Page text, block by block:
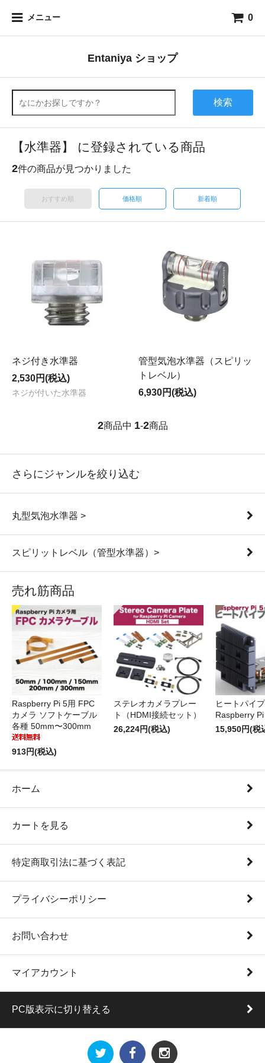
メニュー 0
Entaniya ショップ
検索
【水準器】 に登録されている商品
2件の商品が見つかりました
おすすめ順 価格順 新着順
ネジ付き水準器
2,530円(税込)
ネジが付いた水準器
管型気泡水準器（スピリッ
トレベル）
6,930円(税込)
2商品中 1-2商品
さらにジャンルを絞り込む
丸型気泡水準器 >
スピリットレベル（管型水準器）>
売れ筋商品
Raspberry Pi 5用 FPC
カメラ ソフトケーブル
各種 50mm〜300mm
913円(税込)
ステレオカメラプレー
ト（HDMI接続セット）
26,224円(税込)
ヒートパイ
Raspberry
15,950円(税
ホーム
カートを見る
特定商取引法に基づく表記
プライバシーポリシー
お問い合わせ
マイアカウント
PC版表示に切り替える